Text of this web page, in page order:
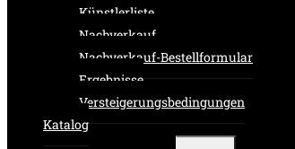
Künstlerliste
Nachverkauf
Nachverkauf-Bestellformular
Ergebnisse
Versteigerungsbedingungen
Katalog